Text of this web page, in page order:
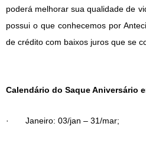
poderá melhorar sua qualidade de
possui o que conhecemos por
de crédito com baixos juros que se
Calendário do Saque Aniversário
· Janeiro: 03/jan – 31/mar;